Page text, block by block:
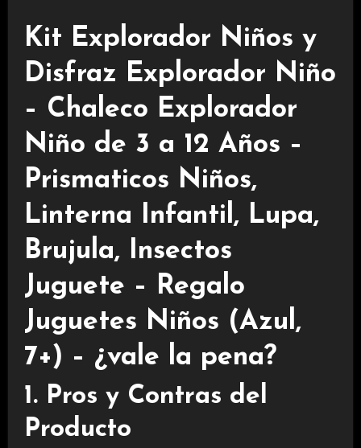
Kit Explorador Niños y
Disfraz Explorador Niño
– Chaleco Explorador
Niño de 3 a 12 Años –
Prismaticos Niños,
Linterna Infantil, Lupa,
Brujula, Insectos
Juguete – Regalo
Juguetes Niños (Azul,
7+) – ¿vale la pena?
1. Pros y Contras del
Producto